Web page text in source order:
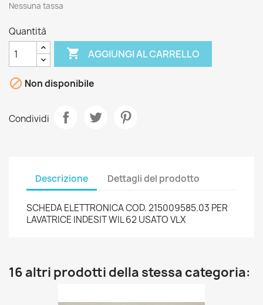
Nessuna tassa
Quantità
 AGGIUNGI AL CARRELLO
 Non disponibile
Condividi
Descrizione Dettagli del prodotto
SCHEDA ELETTRONICA COD. 215009585.03 PER
LAVATRICE INDESIT WIL 62 USATO VLX
16 altri prodotti della stessa categoria: